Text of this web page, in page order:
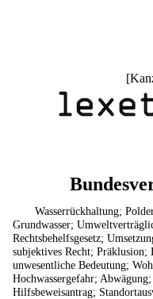
[
Wasserrückhaltung;
Grundwasser;
Rechtsbehelfsgesetz;
subjektives Recht; Präklusion;
unwesentliche Bedeutung;
Hochwassergefahr;
Hilfsbeweisantrag;